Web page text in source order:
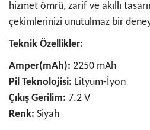
hizmet ömrü, zarif ve akıllı
çekimlerinizi unutulmaz bir
Teknik Özellikler:
Amper(mAh): 2250 mAh
Pil Teknolojisi: Lityum-İyon
Çıkış Gerilim: 7.2 V
Renk: Siyah